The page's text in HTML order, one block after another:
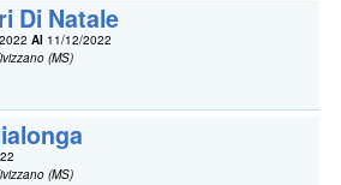
Di Natale
Al 11/12/2022
(MS)
(MS)